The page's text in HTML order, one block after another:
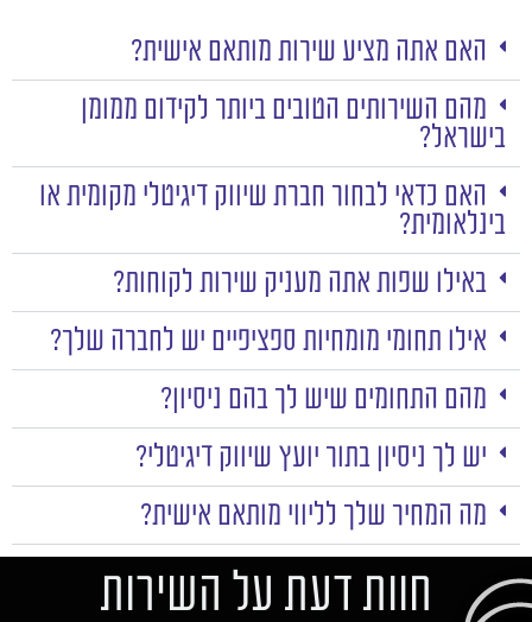
האם אתה מציע שירות מותאם אישית?
מהם השירותים הטובים ביותר לקידום ממומן
בישראל?
האם כדאי לבחור חברת שיווק דיגיטלי מקומית או
בינלאומית?
באילו שפות אתה מעניק שירות לקוחות?
אילו תחומי מומחיות ספציפיים יש לחברה שלך?
מהם התחומים שיש לך בהם ניסיון?
יש לך ניסיון בתור יועץ שיווק דיגיטלי?
מה המחיר שלך לליווי מותאם אישית?
חוות דעת על השירות